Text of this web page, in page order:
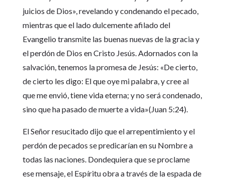
juicios de Dios», revelando y condenando el pecado,
mientras que el lado dulcemente afilado del
Evangelio transmite las buenas nuevas de la gracia y
el perdón de Dios en Cristo Jesús. Adornados con la
salvación, tenemos la promesa de Jesús: «De cierto,
de cierto les digo: El que oye mi palabra, y cree al
que me envió, tiene vida eterna; y no será condenado,
sino que ha pasado de muerte a vida»(Juan 5:24).
El Señor resucitado dijo que el arrepentimiento y el
perdón de pecados se predicarían en su Nombre a
todas las naciones. Dondequiera que se proclame
ese mensaje, el Espíritu obra a través de la espada de